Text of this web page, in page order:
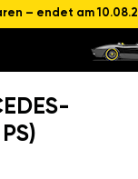
– endet am